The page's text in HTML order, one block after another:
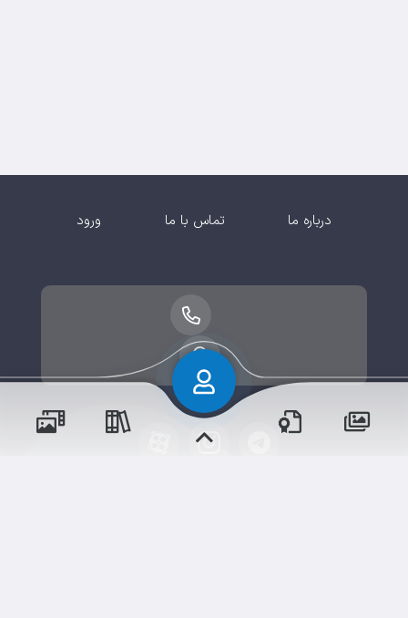
درباره ما تماس با ما ورود